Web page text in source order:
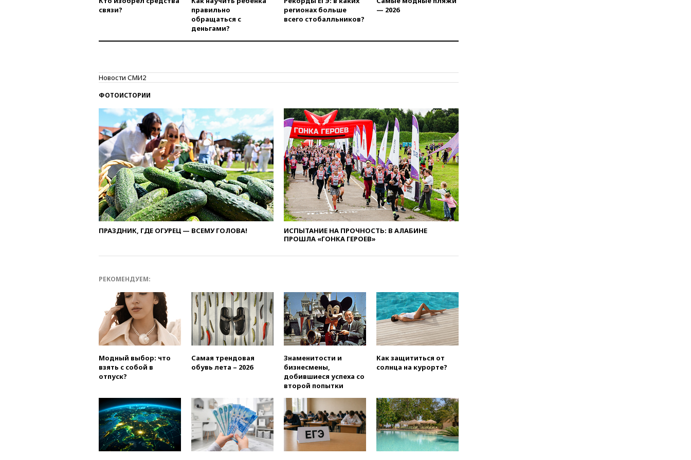
продавцов
Таиланде погибли пять
соглашения с Индонезией и
Малайзией
11:04 «Ведомости»: на партию
«Яблоко» ополчились
конкуренты
10:59Торговые центры и кафе
в России могут обязать
раздавать питьевую воду
бесплатно
10:41Бывшая глава брокера
Mind Money Юлия Хандошко
признала свою вину
10:21
ФСБ задержала более
20 сотрудников пунктов
обмена криптовалюты в
«Москве-Сити»
10:13
Минтранс предлагает
тратить средства дорожных
фондов на защиту трасс от
нефтяным терминалам в
России
09:49
WSJ: Трамп «сходит с
ума» из-за сообщений в СМИ
об истощении боеприпасов у
США
связи?
правильно
обращаться с
деньгами?
регионах больше
всего стобалльников?
— 2026
Новости СМИ2
ФОТОИСТОРИИ
ПРАЗДНИК, ГДЕ ОГУРЕЦ — ВСЕМУ ГОЛОВА!
ИСПЫТАНИЕ НА ПРОЧНОСТЬ: В АЛАБИНЕ
ПРОШЛА «ГОНКА ГЕРОЕВ»
РЕКОМЕНДУЕМ:
Модный выбор: что
взять с собой в
отпуск?
Самая трендовая
обувь лета – 2026
Знаменитости и
бизнесмены,
добившиеся успеха со
второй попытки
Как защититься от
солнца на курорте?